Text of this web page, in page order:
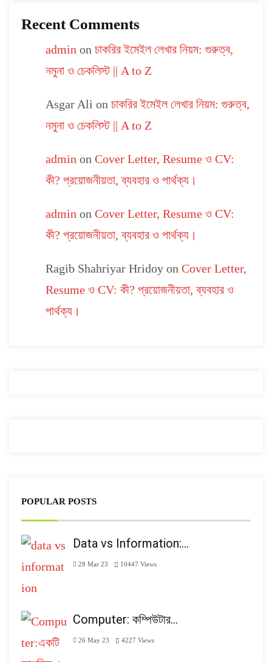
Recent Comments
admin on চাকরির ইমেইল লেখার নিয়ম: গুরুত্ব,
নমুনা ও চেকলিস্ট || A to Z
Asgar Ali on চাকরির ইমেইল লেখার নিয়ম: গুরুত্ব,
নমুনা ও চেকলিস্ট || A to Z
admin on Cover Letter, Resume ও CV:
কী? প্রয়োজনীয়তা, ব্যবহার ও পার্থক্য।
admin on Cover Letter, Resume ও CV:
কী? প্রয়োজনীয়তা, ব্যবহার ও পার্থক্য।
Ragib Shahriyar Hridoy on Cover Letter,
Resume ও CV: কী? প্রয়োজনীয়তা, ব্যবহার ও
পার্থক্য।
POPULAR POSTS
Data vs Information:…
28 Mar 23 10447 Views
Computer: কম্পিউটার…
26 May 23 4227 Views